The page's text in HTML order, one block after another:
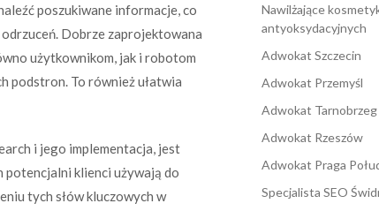
poszukiwane informacje, co
odrzuceń. Dobrze zaprojektowana
użytkownikom, jak i robotom
podstron. To również ułatwia
i jego implementacja, jest
klienci używają do
tych słów kluczowych w
Nawilżające
antyoksydacyjnych
Adwokat Szczecin
Adwokat Przemyśl
Adwokat Tarnobrzeg
Adwokat Rzeszów
Adwokat Praga
Specjalista SEO